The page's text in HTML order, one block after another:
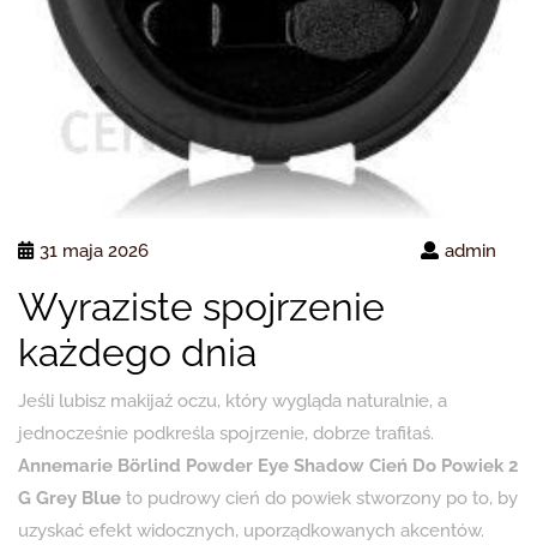
31 maja 2026 admin
Wyraziste spojrzenie
każdego dnia
Jeśli lubisz makijaż oczu, który wygląda naturalnie, a
jednocześnie podkreśla spojrzenie, dobrze trafiłaś.
Annemarie Börlind Powder Eye Shadow Cień Do Powiek 2
G Grey Blue to pudrowy cień do powiek stworzony po to, by
uzyskać efekt widocznych, uporządkowanych akcentów.